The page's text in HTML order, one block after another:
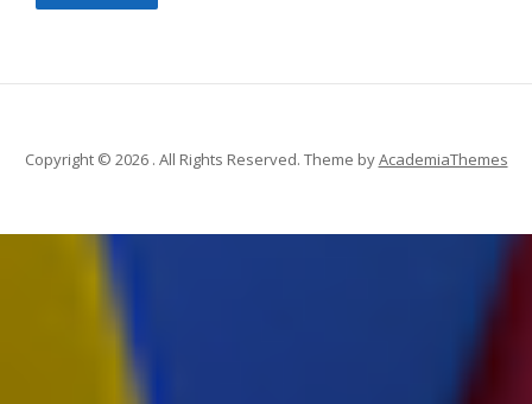
Copyright © 2026 . All Rights Reserved. Theme byAcademiaThemes